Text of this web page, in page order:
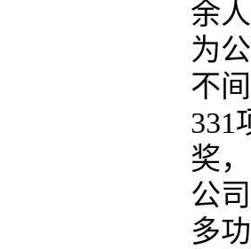
余
为
不
331
奖
公
多